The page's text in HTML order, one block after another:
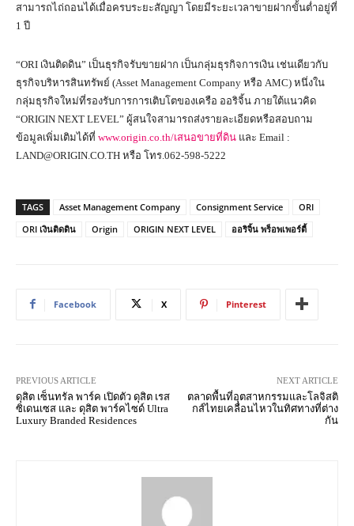
สามารถไถ่ถอนได้เมื่อครบระยะสัญญา โดยมีระยะเวลาขายฝากขั้นต่ำอยู่ที่
1 ปี
“ORI เงินติดดิน” เป็นธุรกิจรับขายฝาก เป็นกลุ่มธุรกิจการเงิน เช่นเดียวกับ
ธุรกิจบริหารสินทรัพย์ (Asset Management Company หรือ AMC) หนึ่งใน
กลุ่มธุรกิจใหม่ที่รองรับการการเติบโตของเครือ ออริจิ้น ภายใต้แนวคิด
“ORIGIN NEXT LEVEL” ผู้สนใจสามารถส่งรายละเอียดหรือสอบถาม
ข้อมูลเพิ่มเติมได้ที่ www.origin.co.th/เสนอขายที่ดิน และ Email :
LAND@ORIGIN.CO.TH หรือ โทร.062-598-5222
TAGS Asset Management Company Consignment Service
ORI
ORI เงินติดดิน
Origin ORIGIN NEXT LEVEL ออริจิ้น พร็อพเพอร์ตี้
Facebook X Pinterest
PREVIOUS ARTICLE
ดุสิต เซ็นทรัล พาร์ค เปิดตัว ดุสิต เรส
ซิเดนเซส และ ดุสิต พาร์คไซด์ Ultra
Luxury Branded Residences
NEXT ARTICLE
ตลาดพื้นที่อุตสาหกรรมและโลจิสติ
กส์ไทยเคลื่อนไหวในทิศทางที่ต่าง
กัน